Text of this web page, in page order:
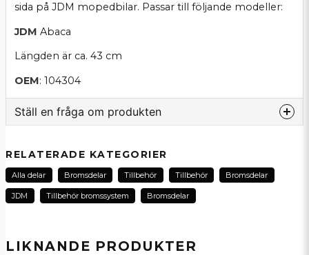
LIKNANDE PRODUKTER
sida på JDM mopedbilar. Passar till följande modeller:
JDM Abaca
Längden är ca. 43 cm
OEM: 104304
Ställ en fråga om produkten
Fråga oss om denna produkt...
RELATERADE KATEGORIER
Alla delar Bromsdelar Tillbehör Tillbehör Bromsdelar
JDM Tillbehör bromssystem Bromsdelar